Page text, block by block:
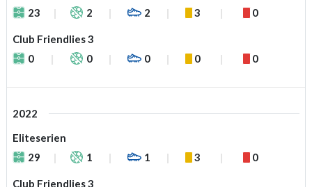
23
2 2 3 0
Club Friendlies 3
0
0 0 0 0
2022
Eliteserien
29
1 1 3 0
Club Friendlies 3